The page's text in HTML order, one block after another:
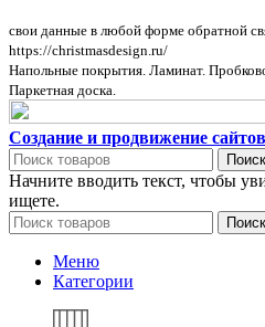
свои данные в любой форме обратной
https://christmasdesign.ru/
Напольные покрытия. Ламинат.
Паркетная доска.
Создание и продвижение
Поиск
Начните вводить текст, чтобы
ищете.
Поиск
Меню
Категории